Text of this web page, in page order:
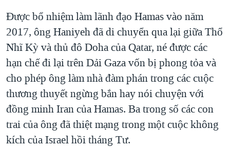
Được bổ nhiệm làm lãnh đạo Hamas vào năm
2017, ông Haniyeh đã di chuyển qua lại giữa Thổ
Nhĩ Kỳ và thủ đô Doha của Qatar, né được các
hạn chế đi lại trên Dải Gaza vốn bị phong tỏa và
cho phép ông làm nhà đàm phán trong các cuộc
thương thuyết ngừng bắn hay nói chuyện với
đồng minh Iran của Hamas. Ba trong số các con
trai của ông đã thiệt mạng trong một cuộc không
kích của Israel hồi tháng Tư.